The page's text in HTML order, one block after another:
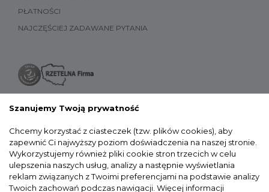
PŁATNOŚCI
NAJCZĘŚCIEJ ZADAWANE PYTANIA
Szanujemy Twoją prywatność
Chcemy korzystać z ciasteczek (tzw. plików cookies), aby
zapewnić Ci najwyższy poziom doświadczenia na naszej stronie.
Wykorzystujemy również pliki cookie stron trzecich w celu
ulepszenia naszych usług, analizy a następnie wyświetlania
reklam związanych z Twoimi preferencjami na podstawie analizy
Twoich zachowań podczas nawigacji. Więcej informacji